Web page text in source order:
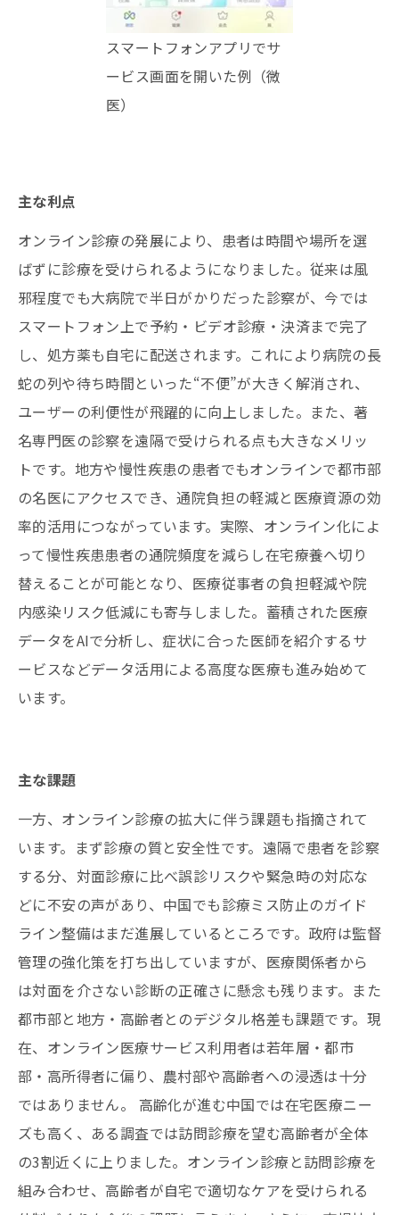
スマートフォンアプリでサ
ービス画面を開いた例（微
医）
主な利点
オンライン診療の発展により、患者は時間や場所を選
ばずに診療を受けられるようになりました。従来は風
邪程度でも大病院で半日がかりだった診察が、今では
スマートフォン上で予約・ビデオ診療・決済まで完了
し、処方薬も自宅に配送されます。これにより病院の長
蛇の列や待ち時間といった“不便”が大きく解消され、
ユーザーの利便性が飛躍的に向上しました。また、著
名専門医の診察を遠隔で受けられる点も大きなメリッ
トです。地方や慢性疾患の患者でもオンラインで都市部
の名医にアクセスでき、通院負担の軽減と医療資源の効
率的活用につながっています。実際、オンライン化によ
って慢性疾患患者の通院頻度を減らし在宅療養へ切り
替えることが可能となり、医療従事者の負担軽減や院
内感染リスク低減にも寄与しました。蓄積された医療
データをAIで分析し、症状に合った医師を紹介するサ
ービスなどデータ活用による高度な医療も進み始めて
います。
主な課題
一方、オンライン診療の拡大に伴う課題も指摘されて
います。まず診療の質と安全性です。遠隔で患者を診察
する分、対面診療に比べ誤診リスクや緊急時の対応な
どに不安の声があり、中国でも診療ミス防止のガイド
ライン整備はまだ進展しているところです。政府は監督
管理の強化策を打ち出していますが、医療関係者から
は対面を介さない診断の正確さに懸念も残ります。また
都市部と地方・高齢者とのデジタル格差も課題です。現
在、オンライン医療サービス利用者は若年層・都市
部・高所得者に偏り、農村部や高齢者への浸透は十分
ではありません。 高齢化が進む中国では在宅医療ニー
ズも高く、ある調査では訪問診療を望む高齢者が全体
の3割近くに上りました。オンライン診療と訪問診療を
組み合わせ、高齢者が自宅で適切なケアを受けられる